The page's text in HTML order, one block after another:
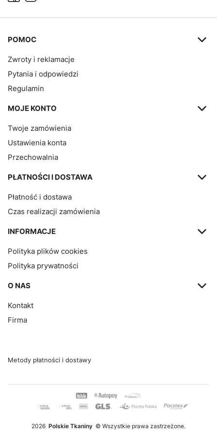
Linki w stopce
POMOC
Zwroty i reklamacje
Pytania i odpowiedzi
Regulamin
MOJE KONTO
Twoje zamówienia
Ustawienia konta
Przechowalnia
PŁATNOŚCI I DOSTAWA
Płatność i dostawa
Czas realizacji zamówienia
INFORMACJE
Polityka plików cookies
Polityka prywatności
O NAS
Kontakt
Firma
Metody płatności i dostawy
2026 Polskie Tkaniny © Wszystkie prawa zastrzeżone.